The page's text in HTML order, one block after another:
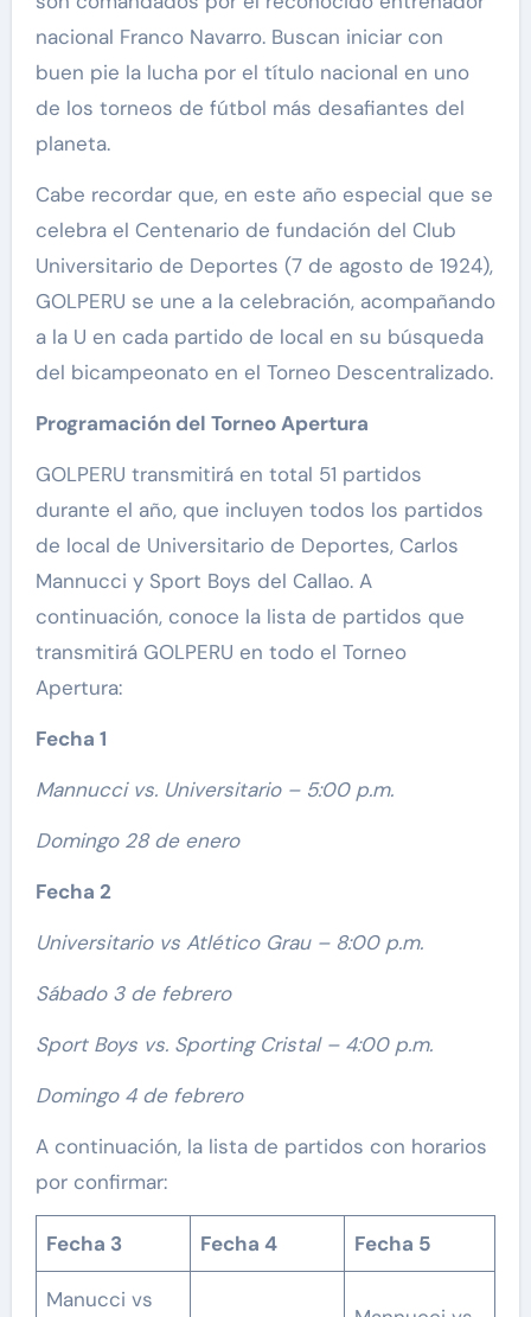
nacional Franco Navarro. Buscan iniciar con
buen pie la lucha por el título nacional en uno
de los torneos de fútbol más desafiantes del
planeta.
Cabe recordar que, en este año especial que se
celebra el Centenario de fundación del Club
Universitario de Deportes (7 de agosto de 1924),
GOLPERU se une a la celebración, acompañando
a la U en cada partido de local en su búsqueda
del bicampeonato en el Torneo Descentralizado.
Programación del Torneo Apertura
GOLPERU transmitirá en total 51 partidos
durante el año, que incluyen todos los partidos
de local de Universitario de Deportes, Carlos
Mannucci y Sport Boys del Callao. A
continuación, conoce la lista de partidos que
transmitirá GOLPERU en todo el Torneo
Apertura:
Fecha 1
Mannucci vs. Universitario – 5:00 p.m.
Domingo 28 de enero
Fecha 2
Universitario vs Atlético Grau – 8:00 p.m.
Sábado 3 de febrero
Sport Boys vs. Sporting Cristal – 4:00 p.m.
Domingo 4 de febrero
A continuación, la lista de partidos con horarios
por confirmar:
Fecha 3 Fecha 4 Fecha 5
Manucci vs